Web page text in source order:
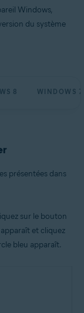
Windows,
du système
8 WINDOWS 7
présentées dans
sur le bouton
et cliquez
bleu apparaît.